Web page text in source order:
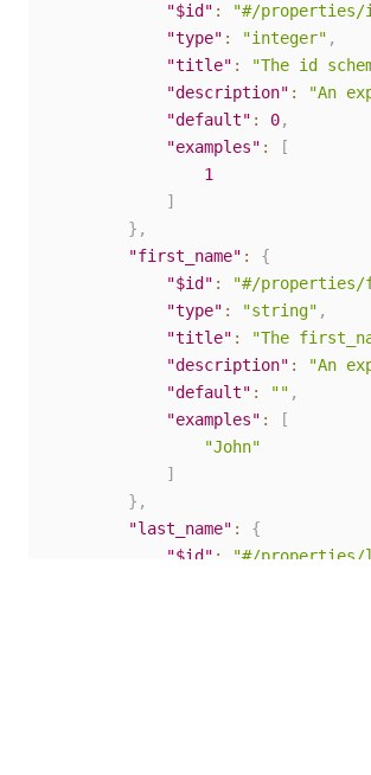
"$id" : "#/properties/
"type" : "integer" ,
"title" : "The id
"description" :
"An
"default" : 0,
"examples" :
[
1
]
} ,
"first_name" :
{
"$id" : "#/properties/
"type" : "string" ,
"title" : "The
"description" :
"An
"default" : "" ,
"examples" :
[
"John"
]
} ,
"last_name" :
{
"$id" : "#/properties/